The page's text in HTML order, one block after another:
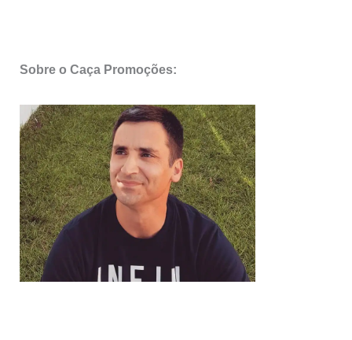
Sobre o Caça Promoções: